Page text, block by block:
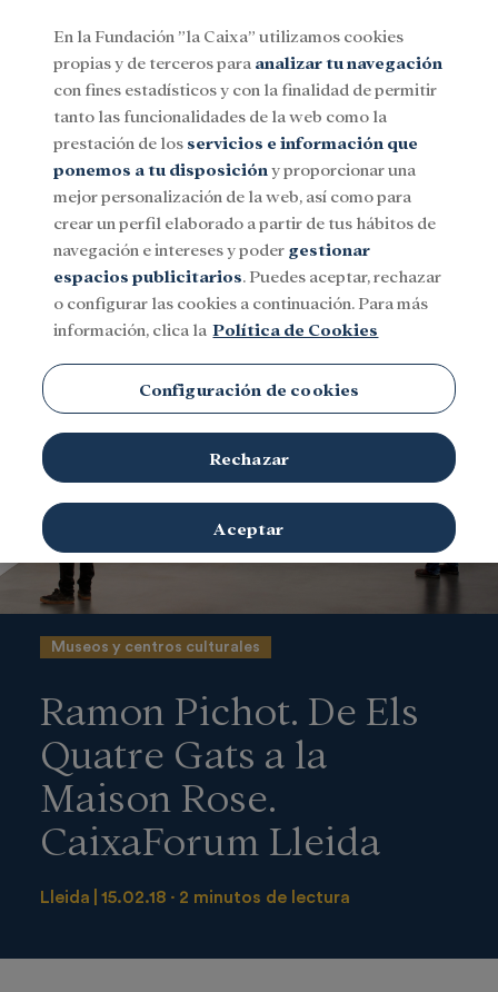
Menu
SocialInvestigación y becasCultura
Museos y centros culturales
Ramon Pichot. De Els
Quatre Gats a la
Maison Rose.
CaixaForum Lleida
Lleida 15.02.18 2 minutos de lectura
En la Fundación ”la Caixa” utilizamos cookies
propias y de terceros para analizar tu navegación
con fines estadísticos y con la finalidad de permitir
tanto las funcionalidades de la web como la
prestación de los servicios e información que
ponemos a tu disposición y proporcionar una
mejor personalización de la web, así como para
crear un perfil elaborado a partir de tus hábitos de
navegación e intereses y poder gestionar
espacios publicitarios. Puedes aceptar, rechazar
o configurar las cookies a continuación. Para más
información, clica la Política de Cookies
Configuración de cookies
Rechazar
Aceptar